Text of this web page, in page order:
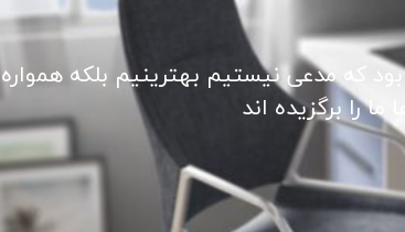
که مدعی نیستیم بهترینیم بلکه همواره
را برگزیده اند